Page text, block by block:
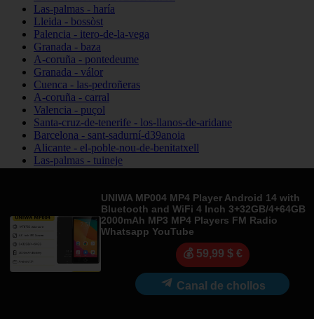
Las-palmas - haría
Lleida - bossòst
Palencia - itero-de-la-vega
Granada - baza
A-coruña - pontedeume
Granada - válor
Cuenca - las-pedroñeras
A-coruña - carral
Valencia - puçol
Santa-cruz-de-tenerife - los-llanos-de-aridane
Barcelona - sant-sadurní-d39anoia
Alicante - el-poble-nou-de-benitatxell
Las-palmas - tuineje
Sevilla - valencina-de-la-concepción
Navarra - lumbier
La-rioja - fuenmayor
Jaén - villanueva-del-arzobispo
Lugo - sarria
Madrid - arganda-del-rey
Alicante - els-poblets
UNIWA MP004 MP4 Player Android 14 with
Bluetooth and WiFi 4 Inch 3+32GB/4+64GB
2000mAh MP3 MP4 Players FM Radio
Whatsapp YouTube
💰 59,99 $ €
Canal de chollos